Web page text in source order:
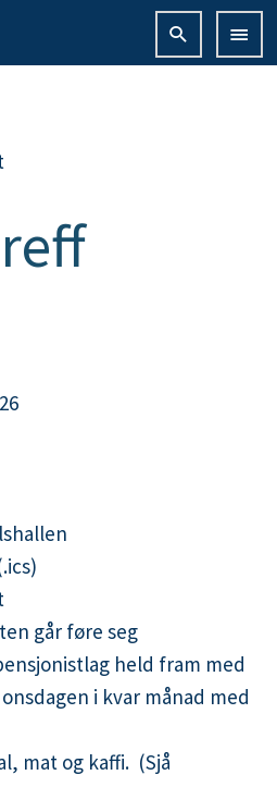
går føre seg
held fram med
i kvar månad med
mat og kaffi. (Sjå